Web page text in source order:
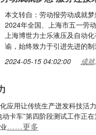
本文转自：劳动报劳动成就
2024年全国、上海市五一劳
上海博世力士乐液压及自动
谕，始终致力于引进先进的
2024-05-15 04:02:00 成
应用让传统生产迸发科技活
卡车”第四阶段测试工作正
……更多